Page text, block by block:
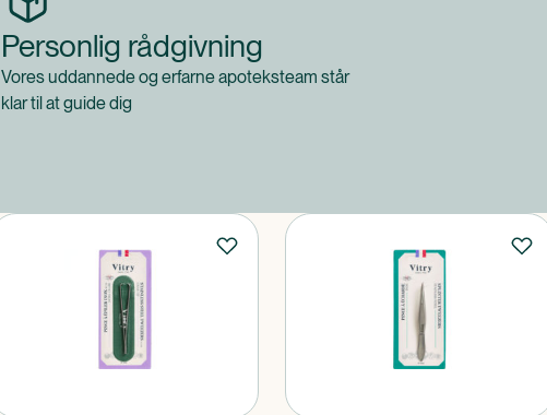
Personlig rådgivning
Vores uddannede og erfarne apoteksteam står
klar til at guide dig